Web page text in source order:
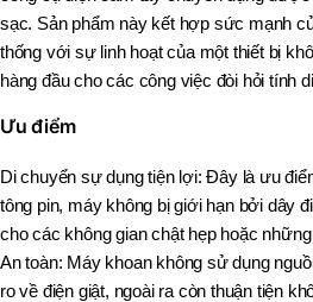
sạc. Sản phẩm này kết hợp sức mạnh
thống với sự linh hoạt của một thiết bị
hàng đầu cho các công việc đòi hỏi tính
Ưu điểm
Di chuyển sự dụng tiện lợi: Đây là ưu
tông pin, máy không bị giới hạn bởi dây
cho các không gian chật hẹp hoặc
An toàn: Máy khoan không sử dụng
ro về điện giật, ngoài ra còn thuận tiện